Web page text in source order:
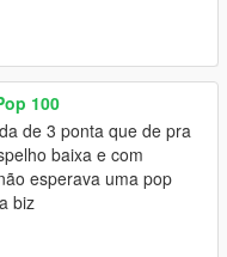
100
de 3 ponta que de pra
baixa e com
esperava uma pop
biz